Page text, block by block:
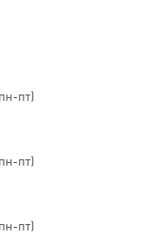
пт)
пт)
пт)